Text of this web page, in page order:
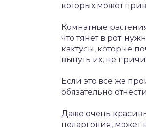
которых может
Комнатные
что тянет в рот,
кактусы, которые
вынуть их, не
Если это все же
обязательно
Даже очень
пеларгония, может